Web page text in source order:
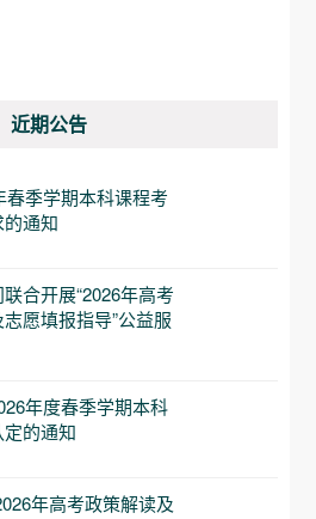
近期公告
春季学期本科课程考
通知
合开展“2026年高考
愿填报指导”公益服
年度春季学期本科
的通知
年高考政策解读及